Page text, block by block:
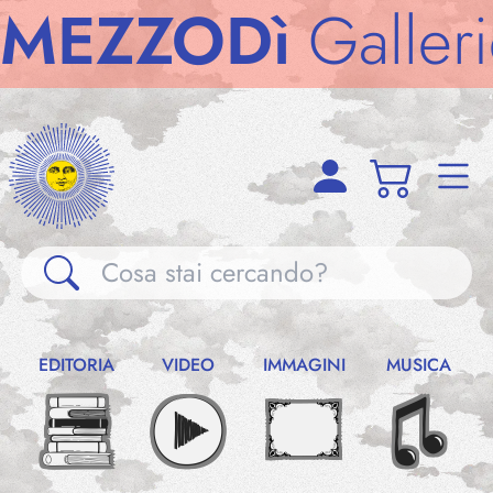
Gallerie
Gallerie
Notizie
EDITORIA VIDEO IMMAGINI MUSICA